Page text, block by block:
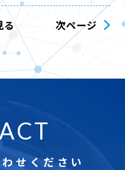
る 次ページ
せください